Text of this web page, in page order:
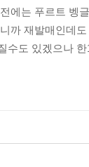
에는 푸르트 벵
까 재발매인데
수도 있겠으나